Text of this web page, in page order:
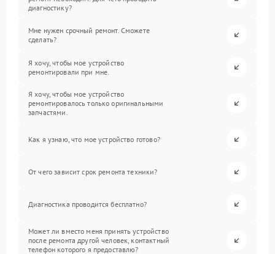
диагностику?
Мне нужен срочный ремонт. Сможете
сделать?
Я хочу, чтобы мое устройство
ремонтировали при мне.
Я хочу, чтобы мое устройство
ремонтировалось только оригинальными
запчастями.
Как я узнаю, что мое устройство готово?
От чего зависит срок ремонта техники?
Диагностика проводится бесплатно?
Может ли вместо меня принять устройство
после ремонта другой человек, контактный
телефон которого я предоставлю?